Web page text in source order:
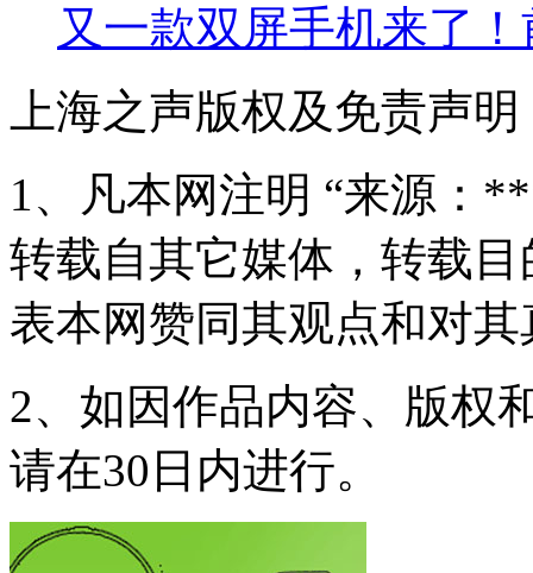
又一款双屏手机来了
上海之声版权及免责声明
1、凡本网注明 “来源：
转载自其它媒体，转载
表本网赞同其观点和对
2、如因作品内容、版权
请在30日内进行。